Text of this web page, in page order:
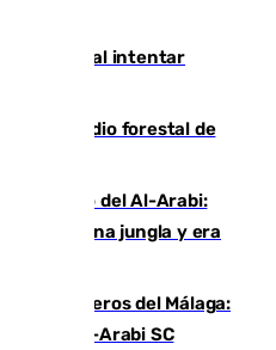
en el mar al intentar
el incendio forestal de
duro juego del Al-Arabi:
en una jungla y era
delanteros del Málaga:
el Al-Arabi SC